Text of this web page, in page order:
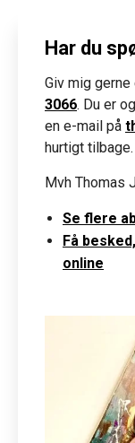
Har du
Giv mig
3066. Du er
en e-mail på
hurtigt tilbage.
Mvh Thomas
Se flere
Få
online